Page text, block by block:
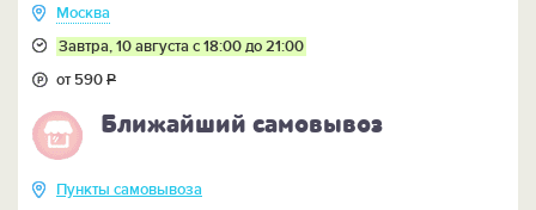
- Вагон-цистерна >>
- АЗС >>
Москва
Завтра, 10 августа с 18:00 до 21:00
от 590Р
Ближайший самовывоз
Пункты самовывоза